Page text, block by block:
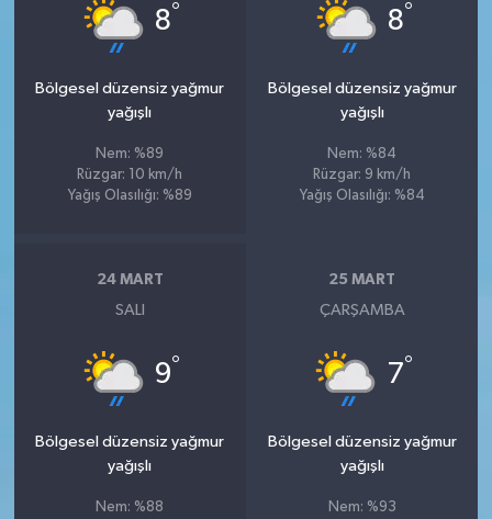
8°
Bölgesel düzensiz yağmur
yağışlı
Nem: %89
Rüzgar: 10 km/h
Yağış Olasılığı: %89
8°
Bölgesel düzensiz yağmur
yağışlı
Nem: %84
Rüzgar: 9 km/h
Yağış Olasılığı: %84
24 MART
SALI
9°
Bölgesel düzensiz yağmur
yağışlı
Nem: %88
25 MART
ÇARŞAMBA
7°
Bölgesel düzensiz yağmur
yağışlı
Nem: %93